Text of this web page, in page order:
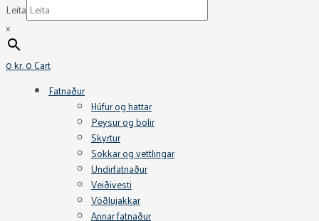
Leita
×
0kr.0Cart
Fatnaður
Húfur og hattar
Peysur og bolir
Skyrtur
Sokkar og vettlingar
Undirfatnaður
Veiðivesti
Vöðlujakkar
Annar fatnaður